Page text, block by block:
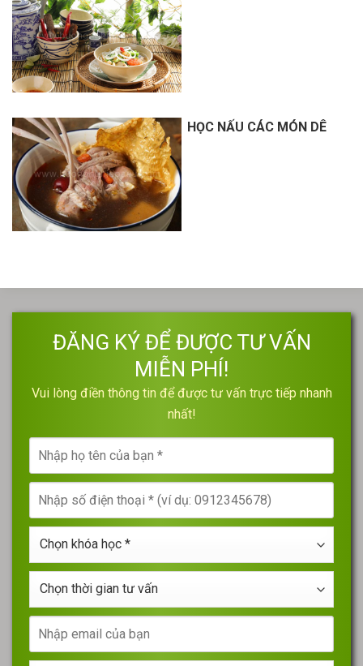
HỌC NẤU CÁC MÓN DÊ
ĐĂNG KÝ ĐỂ ĐƯỢC TƯ VẤN
MIỄN PHÍ!
Vui lòng điền thông tin để được tư vấn trực tiếp nhanh
nhất!
họ
tên
của
bạn
*
số
điện
thoại
khóa
học
thời
gian
tư
vấnemail
của